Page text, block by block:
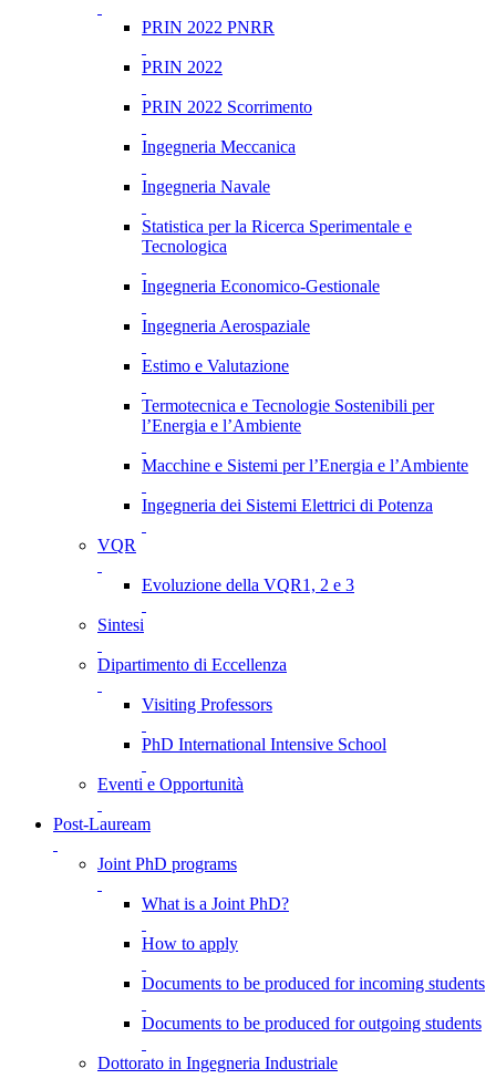
PRIN 2022 PNRR
PRIN 2022
PRIN 2022 Scorrimento
Ingegneria Meccanica
Ingegneria Navale
Statistica per la Ricerca Sperimentale e
Tecnologica
Ingegneria Economico-Gestionale
Ingegneria Aerospaziale
Estimo e Valutazione
Termotecnica e Tecnologie Sostenibili per
l’Energia e l’Ambiente
Macchine e Sistemi per l’Energia e l’Ambiente
Ingegneria dei Sistemi Elettrici di Potenza
VQR
Evoluzione della VQR1, 2 e 3
Sintesi
Dipartimento di Eccellenza
Visiting Professors
PhD International Intensive School
Eventi e Opportunità
Post-Lauream
Joint PhD programs
What is a Joint PhD?
How to apply
Documents to be produced for incoming students
Documents to be produced for outgoing students
Dottorato in Ingegneria Industriale